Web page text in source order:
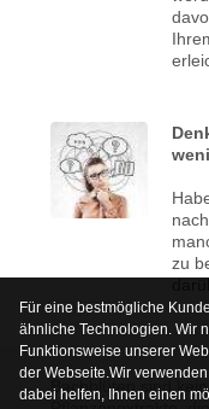
zu
Bachblüten sind
Für eine bestmögliche
ähnliche Technologien. Wir
Funktionsweise unserer
der Webseite.Wir
dabei helfen, Ihnen einen